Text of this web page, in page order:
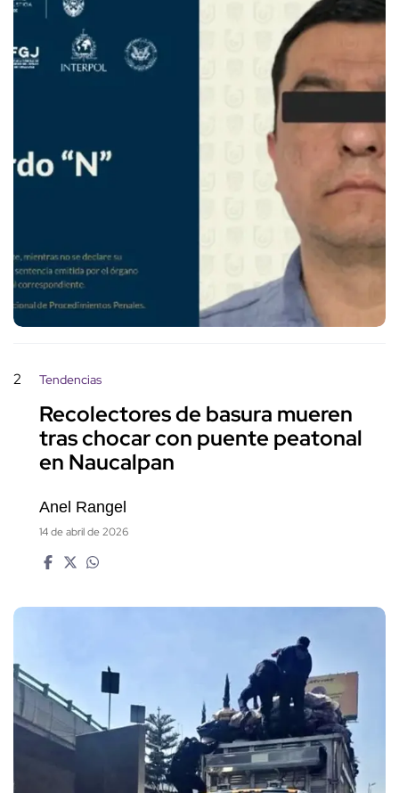
2 Tendencias
Recolectores de basura mueren
tras chocar con puente peatonal
en Naucalpan
Anel Rangel
14 de abril de 2026